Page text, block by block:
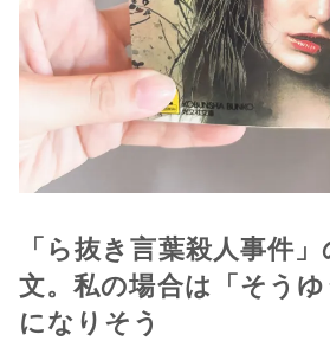
「ら抜き言葉殺人事件
文。私の場合は「そうゆ
になりそう